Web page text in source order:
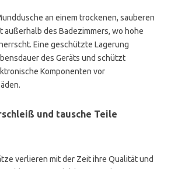
an einem trockenen, sauberen
außerhalb des Badezimmers, wo hohe
Eine geschützte Lagerung
des Geräts und schützt
Komponenten vor
und tausche Teile
verlieren mit der Zeit ihre Qualität und